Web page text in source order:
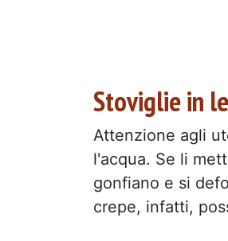
Stoviglie in
Attenzione agli
l'acqua. Se li
gonfiano e si
crepe, infatti,